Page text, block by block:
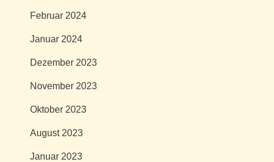
Februar 2024
Januar 2024
Dezember 2023
November 2023
Oktober 2023
August 2023
Januar 2023